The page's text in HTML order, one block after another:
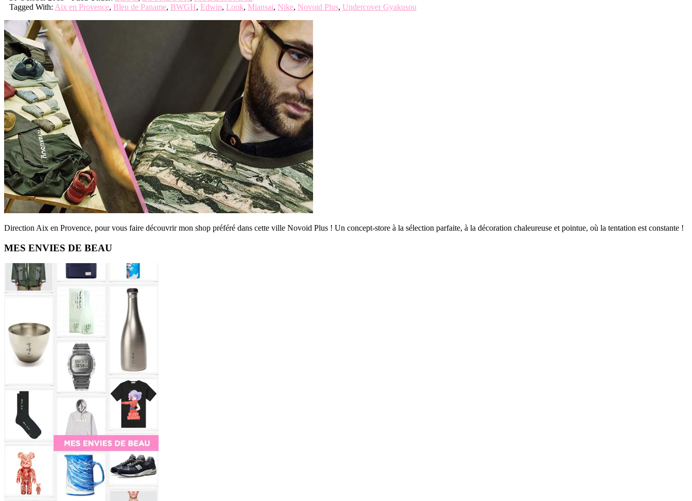
Tagged With: Aix en Provence, Bleu de Paname, BWGH, Edwin, Look, Miansai, Nike, Novoid Plus, Undercover Gyakusou
Direction Aix en Provence, pour vous faire découvrir mon shop préféré dans cette ville Novoid Plus ! Un concept-store à la sélection parfaite, à la décoration chaleureuse et pointue, où la tentation est constante !
Primary
Sidebar
MES ENVIES DE BEAU